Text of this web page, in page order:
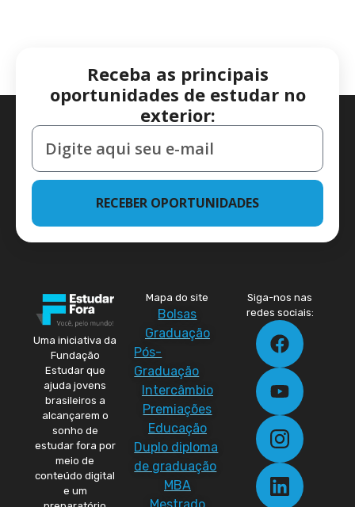
Receba as principais
oportunidades de estudar no
exterior:
RECEBER OPORTUNIDADES
Uma iniciativa da
Fundação
Estudar que
ajuda jovens
brasileiros a
alcançarem o
sonho de
estudar fora por
meio de
conteúdo digital
e um
Mapa do site
Bolsas
Graduação
Pós-
Graduação
Intercâmbio
Premiações
Educação
Duplo diploma
de graduação
MBA
Siga-nos nas
redes sociais: